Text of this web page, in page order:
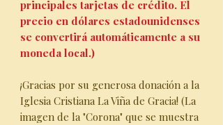
principales tarjetas de crédito. El
precio en dólares estadounidenses
se convertirá automáticamente a su
moneda local.)
¡Gracias por su generosa donación a la
Iglesia Cristiana La Viña de Gracia! (La
imagen de la "Corona" que se muestra